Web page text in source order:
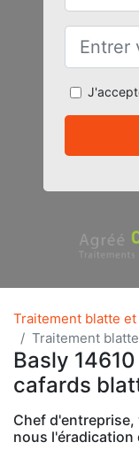
Traitement blatte et
Traitement
Basly
cafards
Chef
nous l'éradication